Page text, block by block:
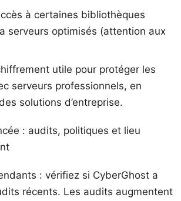
à certaines bibliothèques
serveurs optimisés (attention aux
utile pour protéger les
serveurs professionnels, en
solutions d’entreprise.
: audits, politiques et lieu
: vérifiez si CyberGhost a
récents. Les audits augmentent